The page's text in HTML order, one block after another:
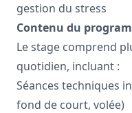
gestion du stress
Contenu du
Le stage comprend
quotidien, incluant :
Séances techniques
fond de court, volée)